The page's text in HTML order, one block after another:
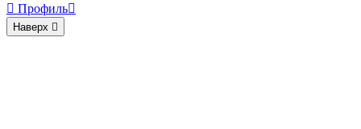
 Профиль
Наверх 